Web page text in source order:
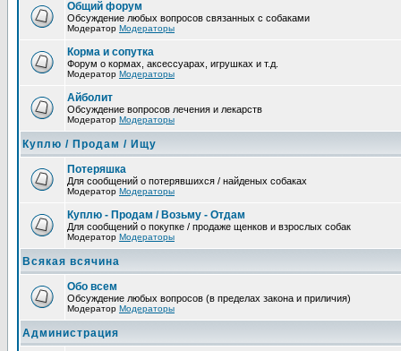
Общий форум
Обсуждение любых вопросов связанных с собаками
Модератор Модераторы
Корма и сопутка
Форум о кормах, аксессуарах, игрушках и т.д.
Модератор Модераторы
Айболит
Обсуждение вопросов лечения и лекарств
Модератор Модераторы
Куплю / Продам / Ищу
Потеряшка
Для сообщений о потерявшихся / найденых собаках
Модератор Модераторы
Куплю - Продам / Возьму - Отдам
Для сообщений о покупке / продаже щенков и взрослых собак
Модератор Модераторы
Всякая всячина
Обо всем
Обсуждение любых вопросов (в пределах закона и приличия)
Модератор Модераторы
Администрация